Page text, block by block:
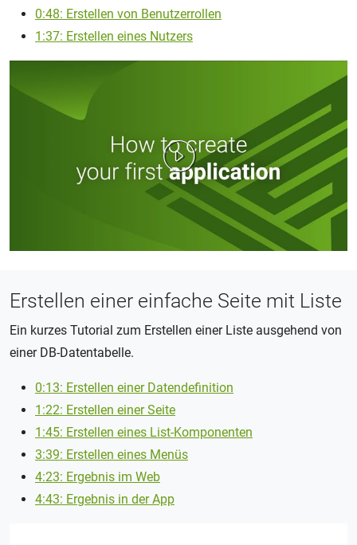
0:48: Erstellen von Benutzerrollen
1:37: Erstellen eines Nutzers
Erstellen einer einfache Seite mit Liste
Ein kurzes Tutorial zum Erstellen einer Liste ausgehend von
einer DB-Datentabelle.
0:13: Erstellen einer Datendefinition
1:22: Erstellen einer Seite
1:45: Erstellen eines List-Komponenten
3:39: Erstellen eines Menüs
4:23: Ergebnis im Web
4:43: Ergebnis in der App